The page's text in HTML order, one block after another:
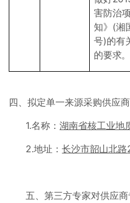
害防治
知》(湘
号)的有
的要求。
四、拟定单一来源采购供应
1.名称：湖南省核工业地
2.地址：长沙市韶山北路
五、第三方专家对供应